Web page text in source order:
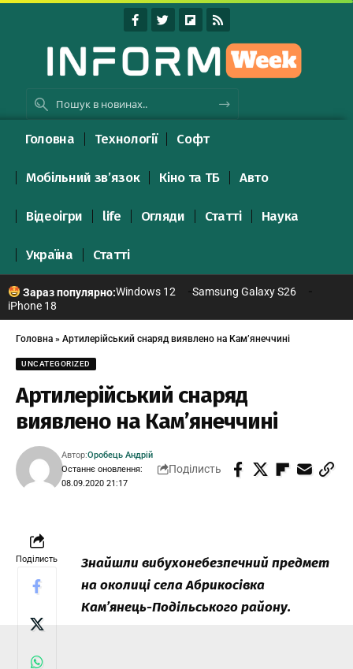
Головна Технології Софт
Мобільний зв’язок Кіно та ТБ Авто
Відеоігри life Огляди Статті Наука
Україна Статті
Зараз популярно:Windows 12
Samsung Galaxy S26
iPhone 18
Головна » Артилерійський снаряд виявлено на Кам’янеччині
UNCATEGORIZED
Артилерійський снаряд
виявлено на Кам’янеччині
Останнє оновлення:
08.09.2020 21:17
Автор:Оробець Андрій
Поділисть
Поділисть
Знайшли вибухонебезпечний предмет
на околиці села Абрикосівка
Кам’янець-Подільського району.